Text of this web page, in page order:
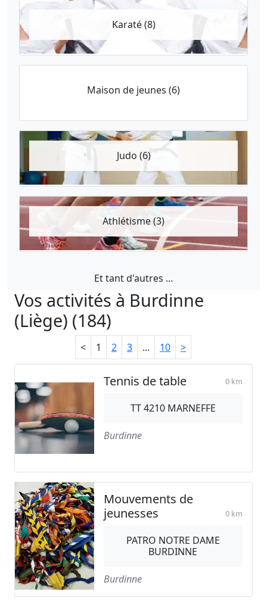
Karaté (8)
Maison de jeunes (6)
Judo (6)
Athlétisme (3)
Et tant d'autres ...
Vos activités à Burdinne
(Liège) (184)
< 1 2 3 ... 10 >
Tennis de table 0 km
TT 4210 MARNEFFE
Burdinne
Mouvements de
jeunesses
0 km
PATRO NOTRE DAME
BURDINNE
Burdinne